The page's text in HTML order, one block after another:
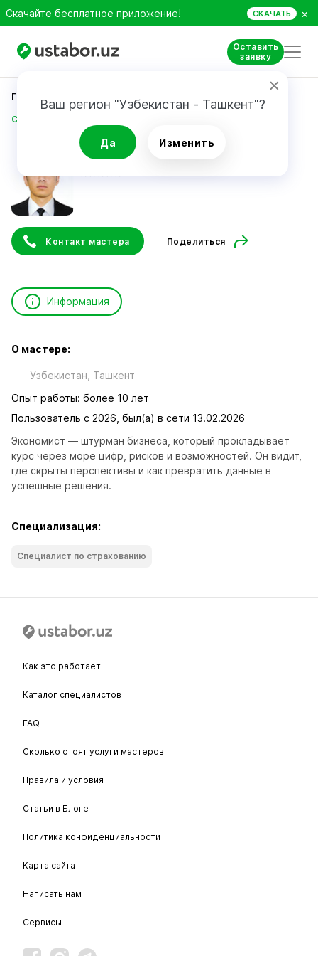
Скачайте бесплатное приложение! СКАЧАТЬ ×
Оставить
заявку
Ваш регион "Узбекистан - Ташкент"?
Да Изменить
Главная Юристы и финансы
Саидов Фирдавс Тулкин Угли
Контакт мастера Поделиться
Информация
О мастере:
Узбекистан, Ташкент
Опыт работы: более 10 лет
Пользователь с 2026, был(а) в сети 13.02.2026
Экономист — штурман бизнеса, который прокладывает
курс через море цифр, рисков и возможностей. Он видит,
где скрыты перспективы и как превратить данные в
успешные решения.
Специализация:
Специалист по страхованию
Как это работает
Каталог специалистов
FAQ
Сколько стоят услуги мастеров
Правила и условия
Статьи в Блоге
Политика конфиденциальности
Карта сайта
Написать нам
Сервисы